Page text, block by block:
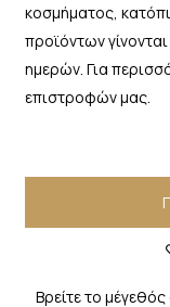
κοσμήματος,
προϊόντων
ημερών. Για
επιστροφών μας.
Βρείτε το